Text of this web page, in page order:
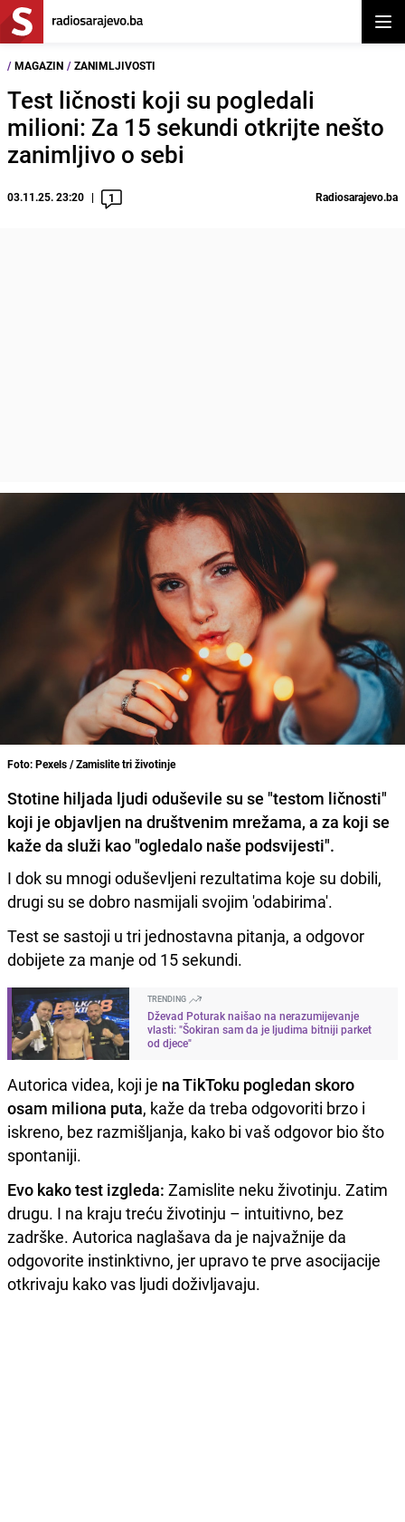
/ MAGAZIN / ZANIMLJIVOSTI
Test ličnosti koji su pogledali
milioni: Za 15 sekundi otkrijte nešto
zanimljivo o sebi
03.11.25. 23:20 1 Radiosarajevo.ba
Foto: Pexels / Zamislite tri životinje
Stotine hiljada ljudi oduševile su se "testom ličnosti"
koji je objavljen na društvenim mrežama, a za koji se
kaže da služi kao "ogledalo naše podsvijesti".
I dok su mnogi oduševljeni rezultatima koje su dobili,
drugi su se dobro nasmijali svojim 'odabirima'.
Test se sastoji u tri jednostavna pitanja, a odgovor
dobijete za manje od 15 sekundi.
TRENDING
Dževad Poturak naišao na nerazumijevanje
vlasti: "Šokiran sam da je ljudima bitniji parket
od djece"
Autorica videa, koji je na TikToku pogledan skoro
osam miliona puta, kaže da treba odgovoriti brzo i
iskreno, bez razmišljanja, kako bi vaš odgovor bio što
spontaniji.
Evo kako test izgleda: Zamislite neku životinju. Zatim
drugu. I na kraju treću životinju – intuitivno, bez
zadrške. Autorica naglašava da je najvažnije da
odgovorite instinktivno, jer upravo te prve asocijacije
otkrivaju kako vas ljudi doživljavaju.